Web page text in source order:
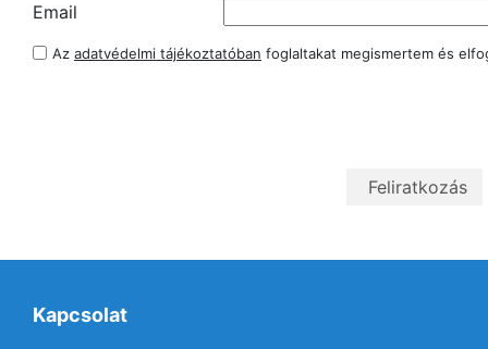
Email
Az adatvédelmi tájékoztatóban foglaltakat megismertem és
Kapcsolat